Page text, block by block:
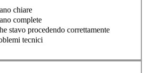
chiare
complete
stavo procedendo correttamente
tecnici